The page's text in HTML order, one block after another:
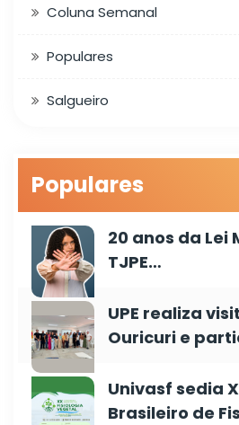
Coluna Semanal
Populares
Salgueiro
Populares
20 anos da Lei
TJPE…
UPE realiza
Ouricuri e
Univasf sedia
Brasileiro de